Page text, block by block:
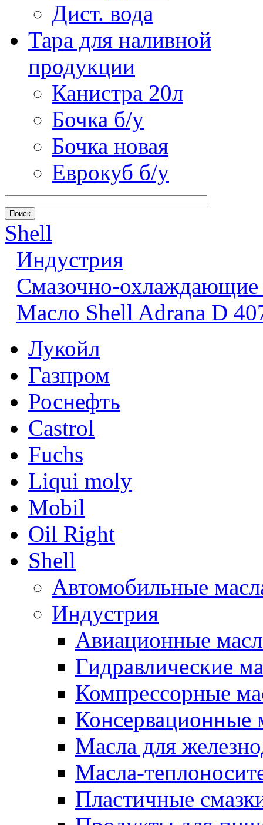
Дист. вода
Тара для наливной
продукции
Канистра 20л
Бочка б/у
Бочка новая
Еврокуб б/у
Shell
Индустрия
Смазочно-охлаждающие
Масло Shell Adrana D
Лукойл
Газпром
Роснефть
Castrol
Fuchs
Liqui moly
Mobil
Oil Right
Shell
Автомобильные
Индустрия
Авиационные
Гидравлические
Компрессорные
Консервационные
Масла для
Масла-
Пластичные